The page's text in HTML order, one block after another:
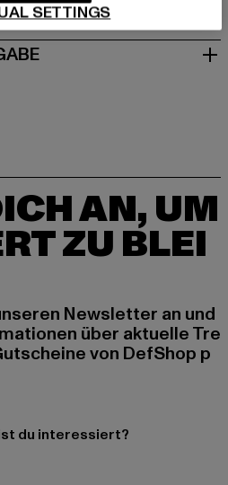
AN, UM
ZU BLEI
Newsletter an und
über aktuelle Tre
von DefShop p
du interessiert?
SETTINGS